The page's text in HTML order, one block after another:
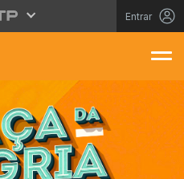
Entrar